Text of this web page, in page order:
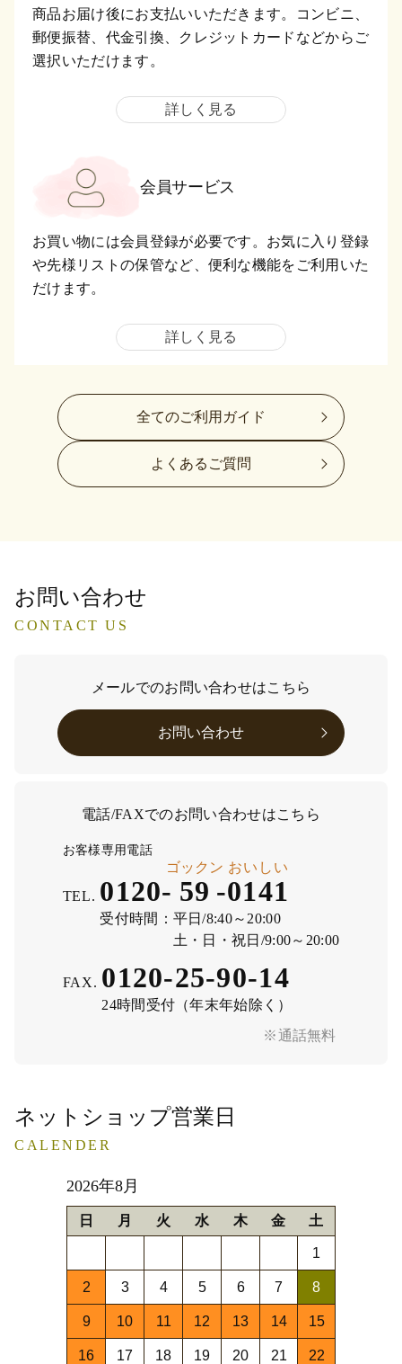
商品お届け後にお支払いいただきます。コンビニ、
郵便振替、代金引換、クレジットカードなどからご
選択いただけます。
詳しく見る
会員サービス
お買い物には会員登録が必要です。お気に入り登録
や先様リストの保管など、便利な機能をご利用いた
だけます。
詳しく見る
全てのご利用ガイド
よくあるご質問
お問い合わせ
CONTACT US
メールでのお問い合わせはこちら
お問い合わせ
電話/FAXでのお問い合わせはこちら
※通話無料
お客様専用電話
TEL. 0120- 59
ゴックン
-0141
おいしい
受付時間： 平日/8:40～20:00
土・日・祝日/9:00～20:00
FAX. 0120-25-90-14
24時間受付（年末年始除く）
ネットショップ営業日
CALENDER
2026年8月
日 月 火 水 木 金 土
1
2 3 4 5 6 7 8
9 10 11 12 13 14 15
16 17 18 19 20 21 22